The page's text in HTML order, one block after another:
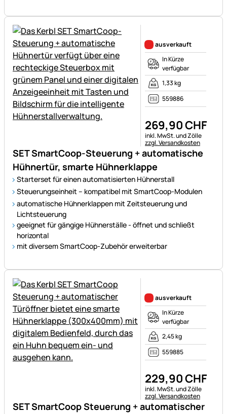
SET SmartCoop-Steuerung + automatische
Hühnertür, smarte Hühnerklappe
Starterset für einen automatisierten Hühnerstall
Steuerungseinheit – kompatibel mit SmartCoop-Modulen
automatische Hühnerklappen mit Zeitsteuerung und
Lichtsteuerung
geeignet für gängige Hühnerställe - öffnet und schließt
horizontal
mit diversem SmartCoop-Zubehör erweiterbar
ausverkauft
In Kürze
verfügbar
1,33 kg
559886
269,90CHF
Steuerhinweis:
inkl. MwSt. und Zölle
zzgl. Versandkosten
SET SmartCoop Steuerung + automatischer
ausverkauft
In Kürze
verfügbar
2,45 kg
559885
229,90CHF
Steuerhinweis:
inkl. MwSt. und Zölle
zzgl. Versandkosten